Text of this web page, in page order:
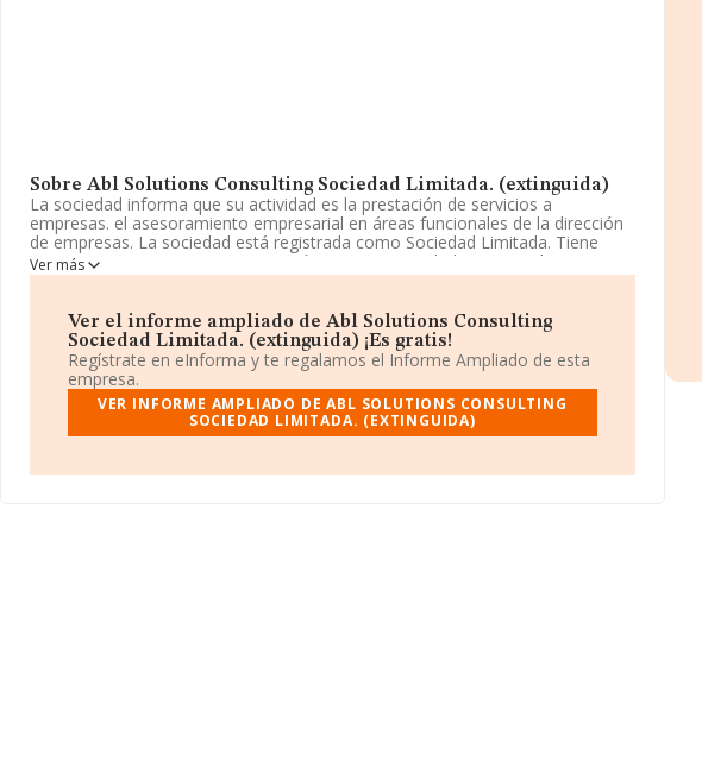
Sobre Abl Solutions Consulting Sociedad Limitada. (extinguida)
La sociedad informa que su actividad es la prestación de servicios a
empresas. el asesoramiento empresarial en áreas funcionales de la dirección
de empresas. La sociedad está registrada como Sociedad Limitada. Tiene
CNAE: 7020 - '%cnae%'. La compañía no tiene actividad en mercados
exteriores.
La sociedad Abl Solutions Consulting Sociedad Limitada. (extinguida)
con CIF B95833737, tiene domicilio fiscal en Calle Gran Via Diego López De
Haro núm. 42 1 Plt, (48011), en el municipio de Bilbao, en Vizcaya, País Vasco.
En base a la información de la que dispone INFORMA sobre 72.271
compañías, a nivel nacional la facturación asciende a 15.184 millones de
euros y la media entre todas las compañías es de 210 mil euros de ventas.
de datos de INFORMA aparecen 2011 empresas, con ventas de hasta 428
Ver más
Ver el informe ampliado de Abl Solutions Consulting
Sociedad Limitada. (extinguida) ¡Es gratis!
Regístrate en eInforma y te regalamos el Informe Ampliado de esta
empresa.
VER INFORME AMPLIADO DE ABL SOLUTIONS CONSULTING
SOCIEDAD LIMITADA. (EXTINGUIDA)